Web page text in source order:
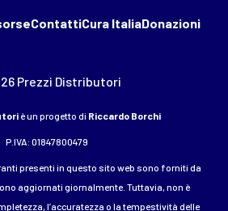
ContattiCura ItaliaDonazioni
Prezzi Distributori
è un progetto di Riccardo Borchi
P.IVA: 01847800479
presenti in questo sito web sono forniti da
aggiornati giornalmente. Tuttavia, non è
l’accuratezza o la tempestività delle